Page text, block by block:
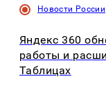
Новости России
Яндекс 360
работы и
Таблицах